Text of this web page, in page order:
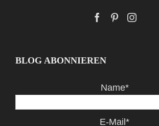
BLOG ABONNIEREN
Name*
E-Mail*